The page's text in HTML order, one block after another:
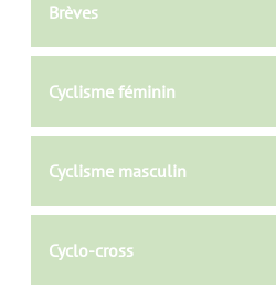
Brèves
Cyclisme féminin
Cyclisme masculin
Cyclo-cross